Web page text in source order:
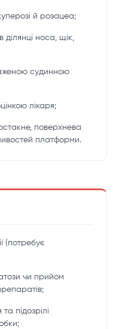
й розацеа;
ділянці носа, щік,
судинною
лікаря;
поверхнева
платформи.
(потребує
чи прийом
підозрілі